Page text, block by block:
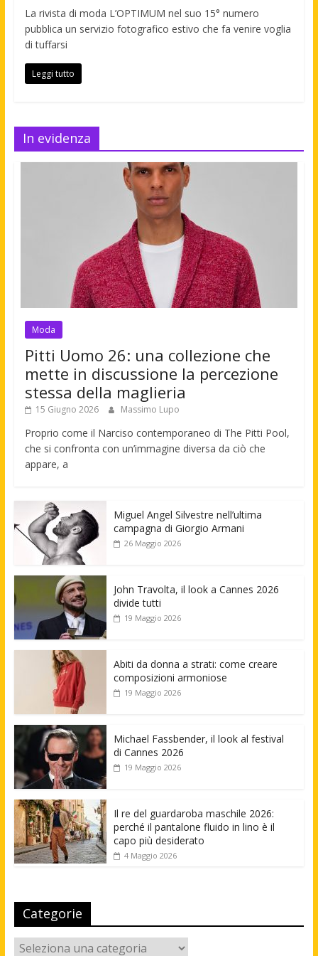
La rivista di moda L’OPTIMUM nel suo 15° numero
pubblica un servizio fotografico estivo che fa venire voglia
di tuffarsi
Leggi tutto
In evidenza
Moda
Pitti Uomo 26: una collezione che
mette in discussione la percezione
stessa della maglieria
15 Giugno 2026 Massimo Lupo
Proprio come il Narciso contemporaneo di The Pitti Pool,
che si confronta con un’immagine diversa da ciò che
appare, a
Miguel Angel Silvestre nell’ultima
campagna di Giorgio Armani
26 Maggio 2026
John Travolta, il look a Cannes 2026
divide tutti
19 Maggio 2026
Abiti da donna a strati: come creare
composizioni armoniose
19 Maggio 2026
Michael Fassbender, il look al festival
di Cannes 2026
19 Maggio 2026
Il re del guardaroba maschile 2026:
perché il pantalone fluido in lino è il
capo più desiderato
4 Maggio 2026
Categorie
Categorie